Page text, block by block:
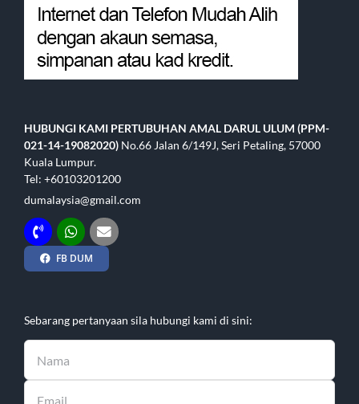
HUBUNGI KAMI PERTUBUHAN AMAL DARUL ULUM (PPM-
021-14-19082020) No.66 Jalan 6/149J, Seri Petaling, 57000
Kuala Lumpur.
Tel: +60103201200
dumalaysia@gmail.com
FB DUM
Sebarang pertanyaan sila hubungi kami di sini: